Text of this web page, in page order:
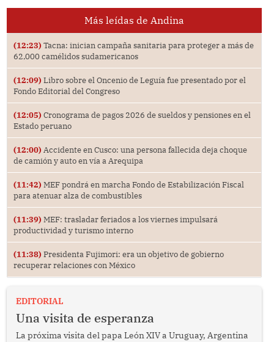
Más leídas de Andina
(12:23) Tacna: inician campaña sanitaria para proteger a más de
62,000 camélidos sudamericanos
(12:09) Libro sobre el Oncenio de Leguía fue presentado por el
Fondo Editorial del Congreso
(12:05) Cronograma de pagos 2026 de sueldos y pensiones en el
Estado peruano
(12:00) Accidente en Cusco: una persona fallecida deja choque
de camión y auto en vía a Arequipa
(11:42) MEF pondrá en marcha Fondo de Estabilización Fiscal
para atenuar alza de combustibles
(11:39) MEF: trasladar feriados a los viernes impulsará
productividad y turismo interno
(11:38) Presidenta Fujimori: era un objetivo de gobierno
recuperar relaciones con México
EDITORIAL
Una visita de esperanza
La próxima visita del papa León XIV a Uruguay, Argentina